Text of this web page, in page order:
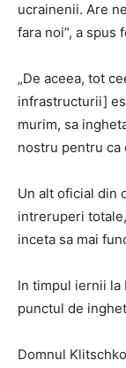
ucrainenii. Are
fara noi”, a spus
„De aceea, tot
infrastructurii]
murim, sa
nostru pentru ca
Un alt oficial din
intreruperi
inceta sa mai
In timpul iernii la
punctul de
Domnul